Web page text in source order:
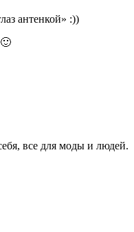
антенкой» :))
все для моды и людей.